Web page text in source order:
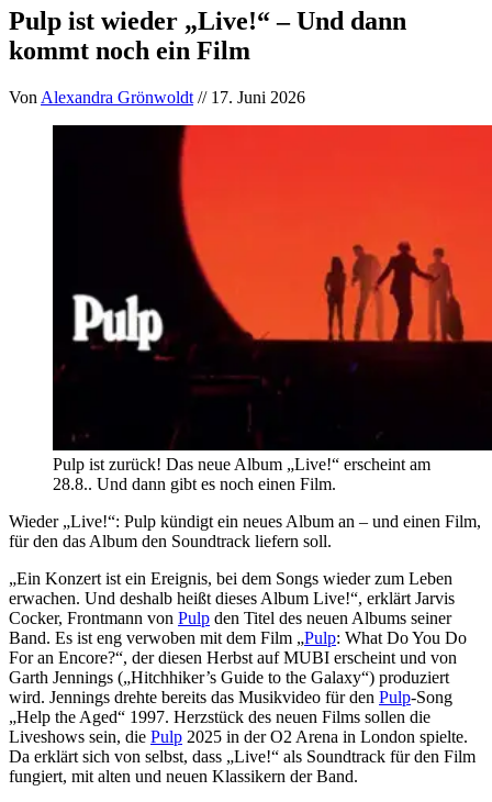
Pulp ist wieder „Live!“ – Und dann
kommt noch ein Film
Von Alexandra Grönwoldt // 17. Juni 2026
Pulp ist zurück! Das neue Album „Live!“ erscheint am
28.8.. Und dann gibt es noch einen Film.
Wieder „Live!“: Pulp kündigt ein neues Album an – und einen Film,
für den das Album den Soundtrack liefern soll.
„Ein Konzert ist ein Ereignis, bei dem Songs wieder zum Leben
erwachen. Und deshalb heißt dieses Album Live!“, erklärt Jarvis
Cocker, Frontmann von Pulp den Titel des neuen Albums seiner
Band. Es ist eng verwoben mit dem Film „Pulp: What Do You Do
For an Encore?“, der diesen Herbst auf MUBI erscheint und von
Garth Jennings („Hitchhiker’s Guide to the Galaxy“) produziert
wird. Jennings drehte bereits das Musikvideo für den Pulp-Song
„Help the Aged“ 1997. Herzstück des neuen Films sollen die
Liveshows sein, die Pulp 2025 in der O2 Arena in London spielte.
Da erklärt sich von selbst, dass „Live!“ als Soundtrack für den Film
fungiert, mit alten und neuen Klassikern der Band.